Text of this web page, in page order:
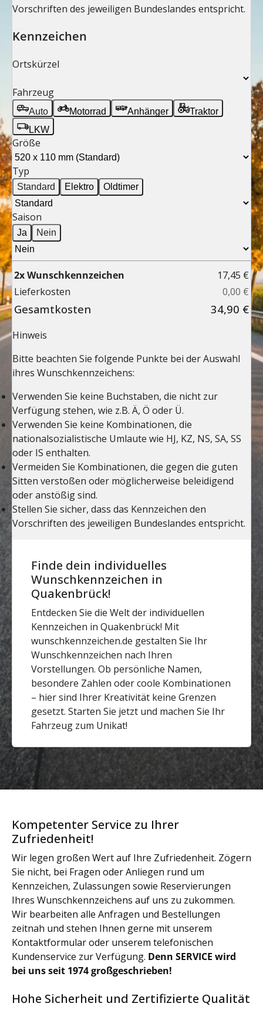
Finde dein individuelles
Wunschkennzeichen in
Quakenbrück!
Entdecken Sie die Welt der individuellen
Kennzeichen in Quakenbrück! Mit
wunschkennzeichen.de gestalten Sie Ihr
Wunschkennzeichen nach Ihren
Vorstellungen. Ob persönliche Namen,
besondere Zahlen oder coole Kombinationen
– hier sind Ihrer Kreativität keine Grenzen
gesetzt. Starten Sie jetzt und machen Sie Ihr
Fahrzeug zum Unikat!
Kompetenter Service zu Ihrer
Zufriedenheit!
Wir legen großen Wert auf Ihre Zufriedenheit. Zögern
Sie nicht, bei Fragen oder Anliegen rund um
Kennzeichen, Zulassungen sowie Reservierungen
Ihres Wunschkennzeichens auf uns zu zukommen.
Wir bearbeiten alle Anfragen und Bestellungen
zeitnah und stehen Ihnen gerne mit unserem
Kontaktformular oder unserem telefonischen
Kundenservice zur Verfügung. Denn SERVICE wird
bei uns seit 1974 großgeschrieben!
Hohe Sicherheit und Zertifizierte Qualität